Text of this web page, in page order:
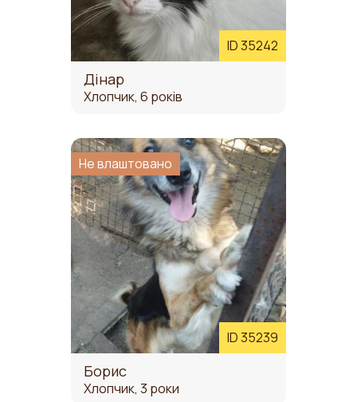
ID 35242
Дінар
Хлопчик, 6 років
ID 35239
Не влаштовано
Борис
Хлопчик, 3 роки